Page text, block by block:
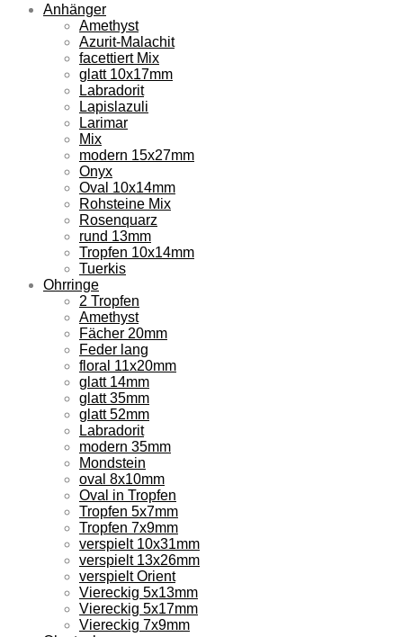
Anhänger
Amethyst
Azurit-Malachit
facettiert Mix
glatt 10x17mm
Labradorit
Lapislazuli
Larimar
Mix
modern 15x27mm
Onyx
Oval 10x14mm
Rohsteine Mix
Rosenquarz
rund 13mm
Tropfen 10x14mm
Tuerkis
Ohrringe
2 Tropfen
Amethyst
Fächer 20mm
Feder lang
floral 11x20mm
glatt 14mm
glatt 35mm
glatt 52mm
Labradorit
modern 35mm
Mondstein
oval 8x10mm
Oval in Tropfen
Tropfen 5x7mm
Tropfen 7x9mm
verspielt 10x31mm
verspielt 13x26mm
verspielt Orient
Viereckig 5x13mm
Viereckig 5x17mm
Viereckig 7x9mm